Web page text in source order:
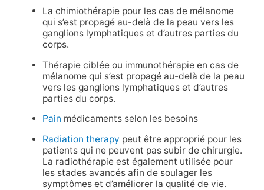
La chimiothérapie pour les cas de mélanome
qui s’est propagé au-delà de la peau vers les
ganglions lymphatiques et d’autres parties du
corps.
Thérapie ciblée ou immunothérapie en cas de
mélanome qui s’est propagé au-delà de la peau
vers les ganglions lymphatiques et d’autres
parties du corps.
Pain médicaments selon les besoins
Radiation therapy peut être approprié pour les
patients qui ne peuvent pas subir de chirurgie.
La radiothérapie est également utilisée pour
les stades avancés afin de soulager les
symptômes et d’améliorer la qualité de vie.